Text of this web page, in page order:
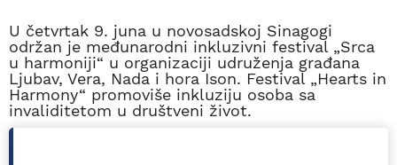
U četvrtak 9. juna u novosadskoj Sinagogi
održan je međunarodni inkluzivni festival „Srca
u harmoniji“ u organizaciji udruženja građana
Ljubav, Vera, Nada i hora Ison. Festival „Hearts in
Harmony“ promoviše inkluziju osoba sa
invaliditetom u društveni život.